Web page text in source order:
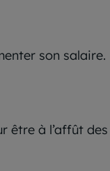
son salaire.
être à l’affût